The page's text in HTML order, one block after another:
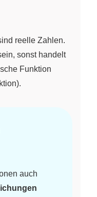
reelle Zahlen.
sonst handelt
Funktion
auch